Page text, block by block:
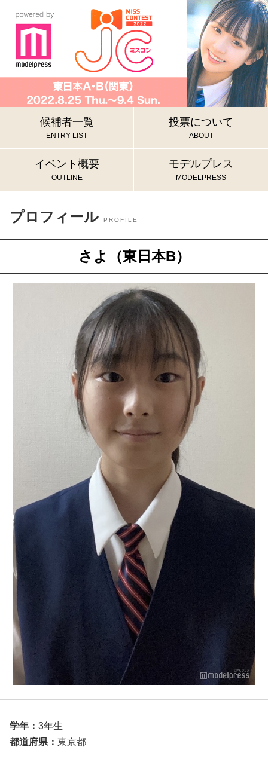
候補者一覧
ENTRY LIST
投票について
ABOUT
イベント概要
OUTLINE
モデルプレス
MODELPRESS
プロフィール PROFILE
さよ（東日本B）
学年： 3年生
都道府県： 東京都